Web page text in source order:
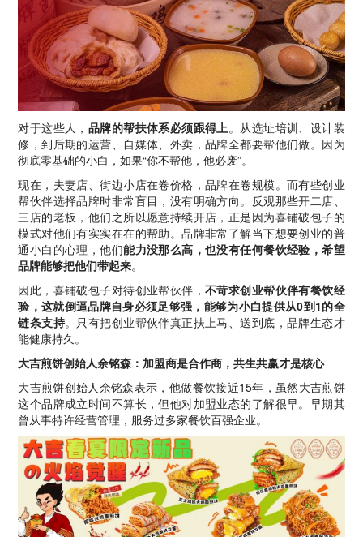
对于这些人， 品牌的帮扶体系必须跟得上。从选址培训、设计装
修，到后期的运营、自媒体、外卖，品牌全都要帮他们做。因为
彻底零基础的小白，如果“你不帮他，他必废”。
现在，夫妻店、街边小店在卷价格，品牌在卷规模。而有些创业
帮伙伴选择品牌时非常盲目，没有明确方向。反观那些开二店、
三店的老板，他们之所以愿意持续开店，正是因为喜铺破包子的
模式对他们有实实在在的帮助。品牌非常了解当下想要创业的普
通小白的心理，他们能力没那么高，也没有任何餐饮经验，希望
品牌能够把他们带起来。
因此，喜铺破包子对待创业帮伙伴，不苛求创业帮伙伴有餐饮经
验，这就倒逼品牌自身必须足够强，能够为小白提供从0到1的全
链条支持。只有把创业帮伙伴真正扶上马、送到底，品牌生态才
能健康持久。
大吉煎饼创始人余铭森：加盟商是合作商，共生共赢才是核心
大吉煎饼创始人余铭森表示，他做餐饮接近15年，虽然大吉煎饼
这个品牌成立时间不算长，但他对加盟业态的了解很早。早期其
曾从事特许经营管理，服务过多家餐饮百强企业。